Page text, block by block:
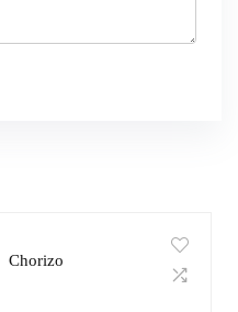
Chorizo